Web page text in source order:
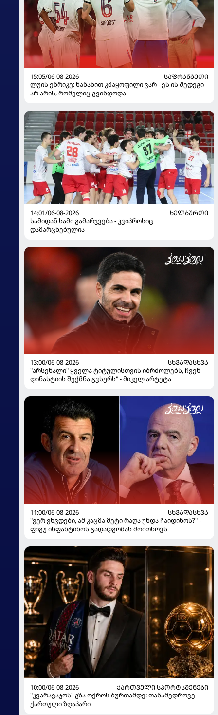
15:05/06-08-2026
ᲡᲐᲤᲠᲐᲜᲒᲔᲗᲘ
ლუის ენრიკე: ნანახით კმაყოფილი ვარ - ეს ის შედეგი
არ არის, რომელიც გვინდოდა
14:01/06-08-2026
ᲮᲔᲚᲑᲣᲠᲗᲘ
სამიდან სამი გამარჯვება - კვიპროსიც
დამარცხებულია
13:00/06-08-2026
ᲡᲮᲕᲐᲓᲐᲡᲮᲕᲐ
"არსენალი" ყველა ტიტულისთვის იბრძოლებს, ჩვენ
დინასტიის შექმნა გვსურს" - მიკელ არტეტა
11:00/06-08-2026
ᲡᲮᲕᲐᲓᲐᲡᲮᲕᲐ
"ვერ ვხვდები, ამ კაცმა მეტი რაღა უნდა ჩაიდინოს?" -
ფიგუ ინფანტინოს გადადგომას მოითხოვს
10:00/06-08-2026
ᲥᲐᲠᲗᲕᲔᲚᲘ ᲡᲞᲝᲠᲢᲡᲛᲔᲜᲔᲑᲘ
"კვარავაჯოს" გზა ოქროს ბურთამდე: თანამედროვე
ქართული ზღაპარი